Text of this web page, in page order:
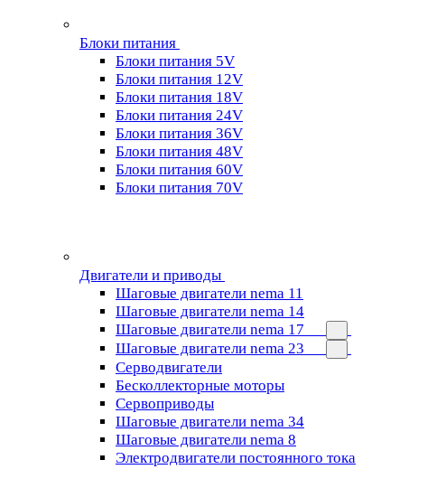
Блоки питания
Блоки питания 5V
Блоки питания 12V
Блоки питания 18V
Блоки питания 24V
Блоки питания 36V
Блоки питания 48V
Блоки питания 60V
Блоки питания 70V
Двигатели и приводы
Шаговые двигатели nema 11
Шаговые двигатели nema 14
Шаговые двигатели nema 17
Шаговые двигатели nema 23
Cерводвигатели
Бесколлекторные моторы
Сервоприводы
Шаговые двигатели nema 34
Шаговые двигатели nema 8
Электродвигатели постоянного тока